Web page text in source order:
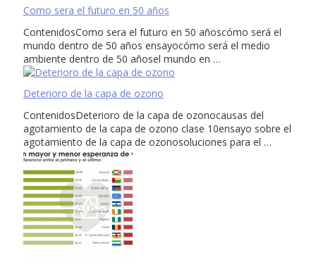
Como sera el futuro en 50 años
ContenidosComo sera el futuro en 50 añoscómo será el
mundo dentro de 50 años ensayocómo será el medio
ambiente dentro de 50 añosel mundo en …
Deterioro de la capa de ozono
ContenidosDeterioro de la capa de ozonocausas del
agotamiento de la capa de ozono clase 10ensayo sobre el
agotamiento de la capa de ozonosoluciones para el …